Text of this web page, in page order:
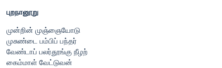
புறநானூறு
முன்றின் முஞ்ஞையோடு
முசுண்டை பம்பிப் பந்தர்
வேண்டாப் பலர்தூங்கு நீழற்
கைம்மாள் வேட்டுவன்